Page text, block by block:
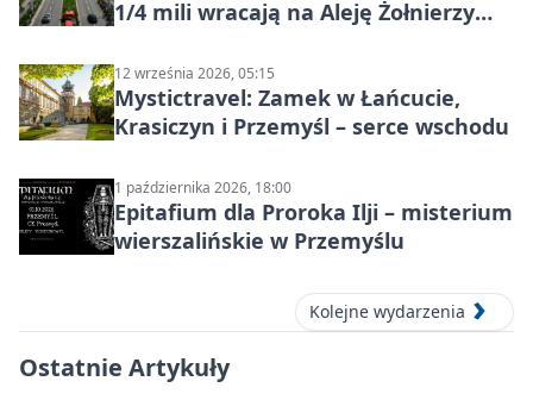
1/4 mili wracają na Aleję Żołnierzy
12 września 2026, 05:15
Mystictravel: Zamek w Łańcucie,
Krasiczyn i Przemyśl – serce wschodu
1 października 2026, 18:00
Epitafium dla Proroka Ilji – misterium
wierszalińskie w Przemyślu
Kolejne wydarzenia
Ostatnie Artykuły